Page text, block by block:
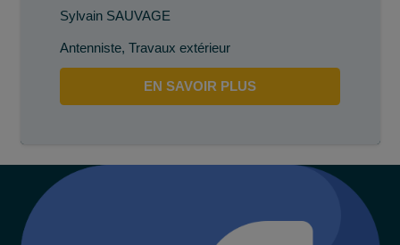
Sylvain SAUVAGE
Antenniste, Travaux extérieur
EN SAVOIR PLUS